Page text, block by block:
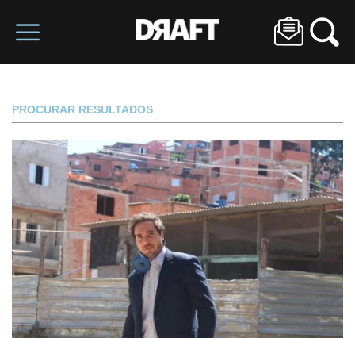
PROCURAR RESULTADOS